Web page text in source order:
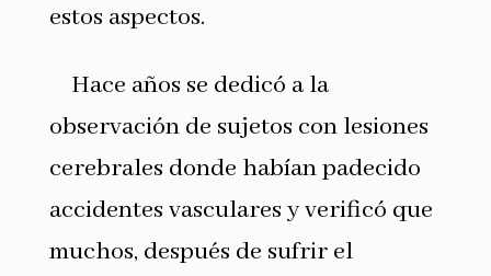
estos aspectos.
Hace años se dedicó a la
observación de sujetos con lesiones
cerebrales donde habían padecido
accidentes vasculares y verificó que
muchos, después de sufrir el